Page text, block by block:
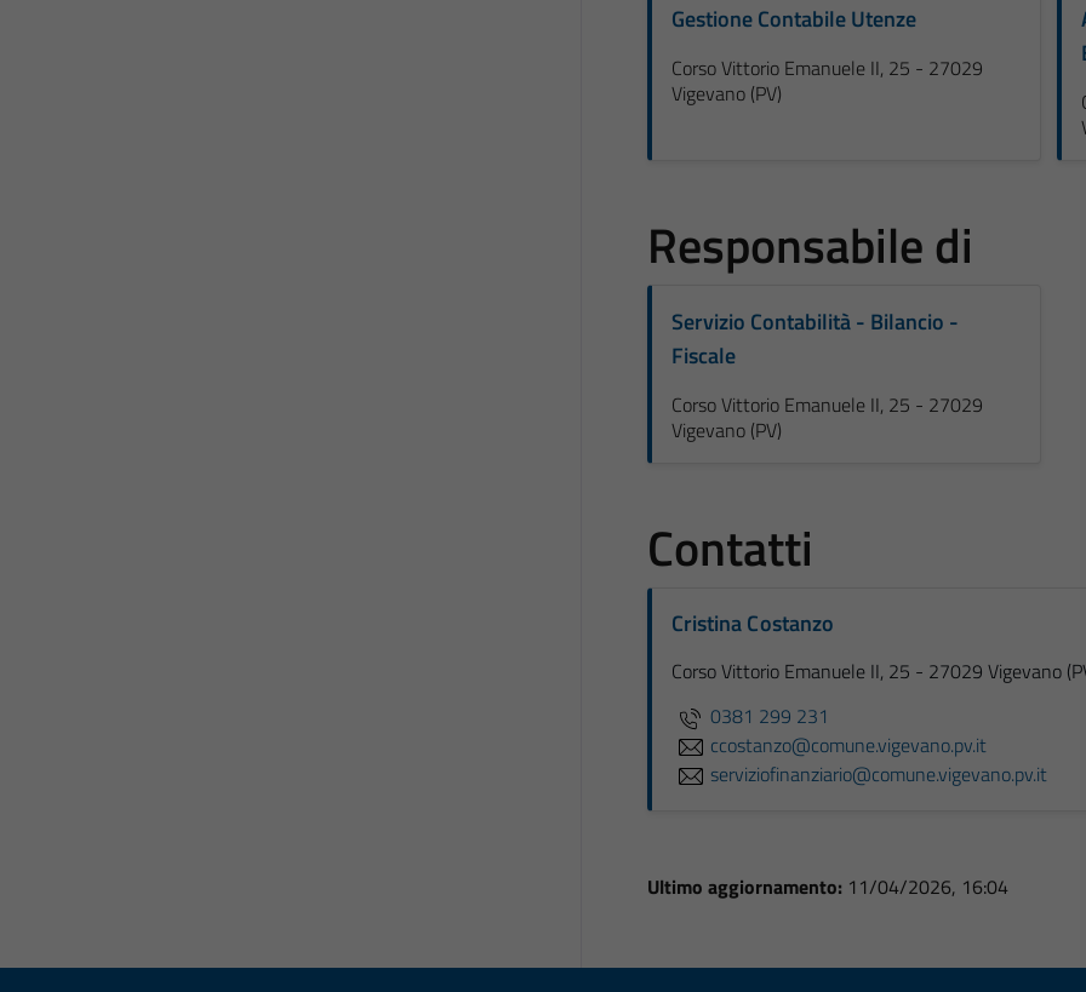
Gestione Contabile Utenze
Corso Vittorio Emanuele II, 25 - 27029
Vigevano (PV)
Responsabile di
Servizio Contabilità - Bilancio -
Fiscale
Corso Vittorio Emanuele II, 25 - 27029
Vigevano (PV)
Contatti
Cristina Costanzo
Corso Vittorio Emanuele II, 25 - 27029 Vigevano
0381 299 231
ccostanzo@comune.vigevano.pv.it
serviziofinanziario@comune.vigevano.pv.it
Ultimo aggiornamento: 11/04/2026, 16:04